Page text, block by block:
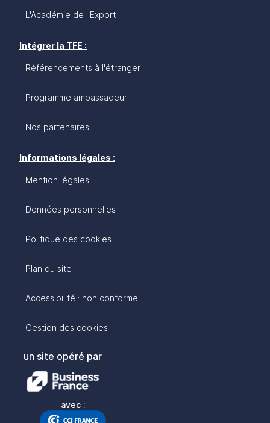
L'Académie de l'Export
Intégrer la TFE :
Référencements à l'étranger
Programme ambassadeur
Nos partenaires
Informations légales :
Mention légales
Données personnelles
Politique des cookies
Plan du site
Accessibilité : non conforme
Gestion des cookies
un site opéré par
avec :